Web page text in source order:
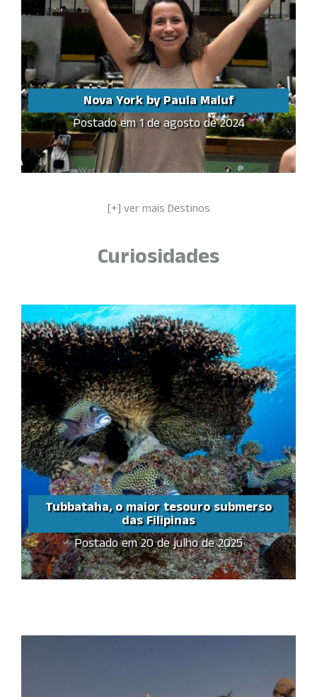
Nova York by Paula Maluf
Postado em 1 de agosto de 2024
Nova York by Paula
Maluf
[+] ver mais Destinos
Curiosidades
Tubbataha, o maior tesouro submerso
das Filipinas
Postado em 20 de julho de 2025
Tubbataha, o maior
tesouro submerso das
Filipinas